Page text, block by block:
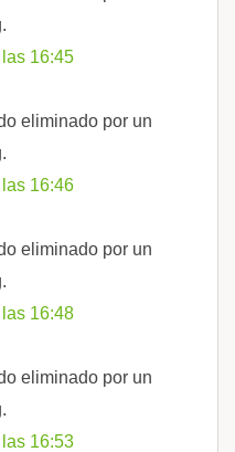
16:45
eliminado por un
16:46
eliminado por un
16:48
eliminado por un
16:53